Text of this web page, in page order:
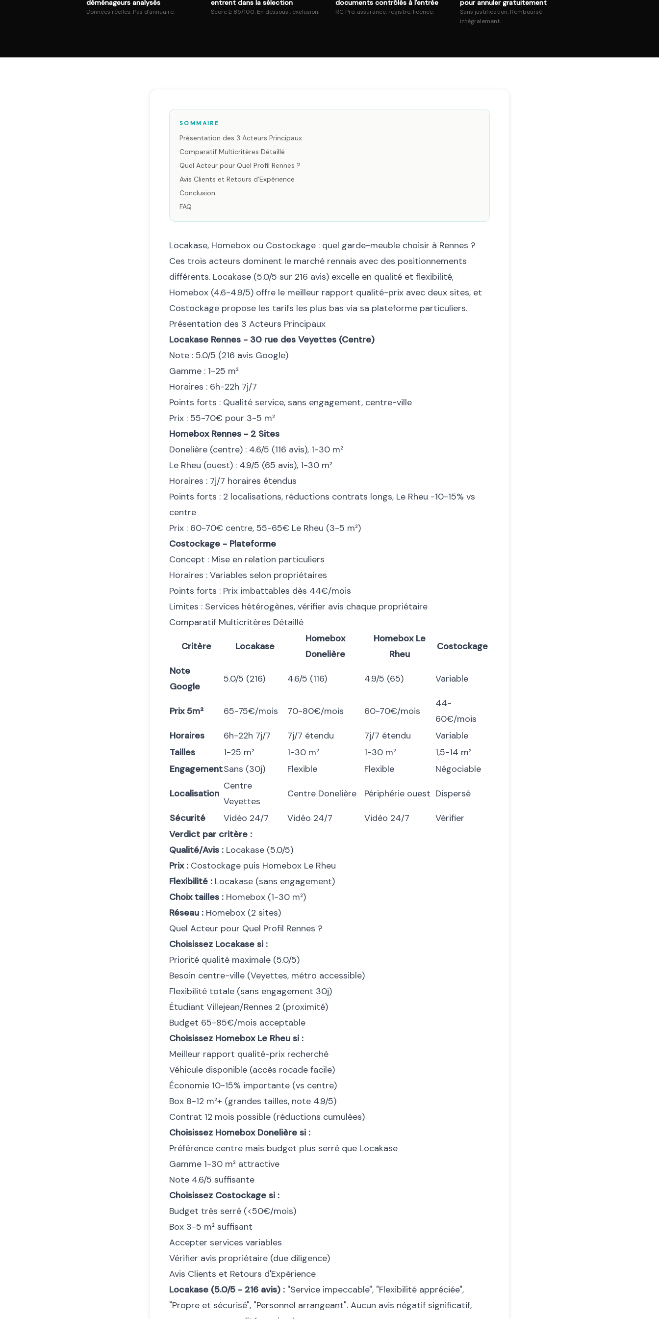
déménageurs analysés
Données réelles. Pas d'annuaire.
entrent dans la sélection
Score ≥ 85/100. En dessous : exclusion.
documents contrôlés à l'entrée
RC Pro, assurance, registre, licence.
pour annuler gratuitement
Sans justification. Remboursé
intégralement.
SOMMAIRE
Présentation des 3 Acteurs Principaux
Comparatif Multicritères Détaillé
Quel Acteur pour Quel Profil Rennes ?
Avis Clients et Retours d'Expérience
Conclusion
FAQ
Locakase, Homebox ou Costockage : quel garde-meuble choisir à Rennes ?
Ces trois acteurs dominent le marché rennais avec des positionnements
différents. Locakase (5.0/5 sur 216 avis) excelle en qualité et flexibilité,
Homebox (4.6-4.9/5) offre le meilleur rapport qualité-prix avec deux sites, et
Costockage propose les tarifs les plus bas via sa plateforme particuliers.
Présentation des 3 Acteurs Principaux
Locakase Rennes - 30 rue des Veyettes (Centre)
Note : 5.0/5 (216 avis Google)
Gamme : 1-25 m²
Horaires : 6h-22h 7j/7
Points forts : Qualité service, sans engagement, centre-ville
Prix : 55-70€ pour 3-5 m²
Homebox Rennes - 2 Sites
Donelière (centre) : 4.6/5 (116 avis), 1-30 m²
Le Rheu (ouest) : 4.9/5 (65 avis), 1-30 m²
Horaires : 7j/7 horaires étendus
Points forts : 2 localisations, réductions contrats longs, Le Rheu -10-15% vs
centre
Prix : 60-70€ centre, 55-65€ Le Rheu (3-5 m²)
Costockage - Plateforme
Concept : Mise en relation particuliers
Horaires : Variables selon propriétaires
Points forts : Prix imbattables dès 44€/mois
Limites : Services hétérogènes, vérifier avis chaque propriétaire
Comparatif Multicritères Détaillé
Critère Locakase
Homebox
Donelière
Homebox Le
Rheu
Costockage
Note
Google
5.0/5 (216) 4.6/5 (116) 4.9/5 (65) Variable
Prix 5m² 65-75€/mois 70-80€/mois 60-70€/mois
44-
60€/mois
Horaires
6h-22h 7j/7 7j/7 étendu 7j/7 étendu
Variable
Tailles
1-25 m² 1-30 m² 1-30 m²
1,5-14 m²
EngagementSans (30j) Flexible Flexible Négociable
Localisation
Centre
Veyettes
Centre Donelière Périphérie ouest Dispersé
Sécurité Vidéo 24/7 Vidéo 24/7 Vidéo 24/7
Vérifier
Verdict par critère :
Qualité/Avis : Locakase (5.0/5)
Prix : Costockage puis Homebox Le Rheu
Flexibilité : Locakase (sans engagement)
Choix tailles : Homebox (1-30 m²)
Réseau : Homebox (2 sites)
Quel Acteur pour Quel Profil Rennes ?
Choisissez Locakase si :
Priorité qualité maximale (5.0/5)
Besoin centre-ville (Veyettes, métro accessible)
Flexibilité totale (sans engagement 30j)
Étudiant Villejean/Rennes 2 (proximité)
Budget 65-85€/mois acceptable
Choisissez Homebox Le Rheu si :
Meilleur rapport qualité-prix recherché
Véhicule disponible (accès rocade facile)
Économie 10-15% importante (vs centre)
Box 8-12 m²+ (grandes tailles, note 4.9/5)
Contrat 12 mois possible (réductions cumulées)
Choisissez Homebox Donelière si :
Préférence centre mais budget plus serré que Locakase
Gamme 1-30 m² attractive
Note 4.6/5 suffisante
Choisissez Costockage si :
Budget très serré (<50€/mois)
Box 3-5 m² suffisant
Accepter services variables
Vérifier avis propriétaire (due diligence)
Avis Clients et Retours d'Expérience
Locakase (5.0/5 - 216 avis) : "Service impeccable", "Flexibilité appréciée",
"Propre et sécurisé", "Personnel arrangeant". Aucun avis négatif significatif,